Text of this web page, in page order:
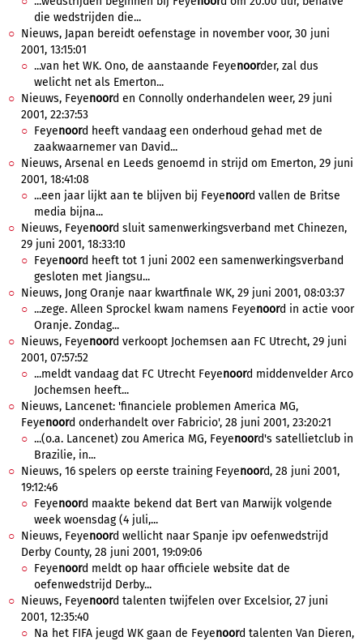
die wedstrijden die...
Nieuws, Japan bereidt oefenstage in november voor, 30 juni
2001, 13:15:01
...van het WK. Ono, de aanstaande Feyenoorder, zal dus
welicht net als Emerton...
Nieuws, Feyenoord en Connolly onderhandelen weer, 29 juni
2001, 22:37:53
Feyenoord heeft vandaag een onderhoud gehad met de
zaakwaarnemer van David...
Nieuws, Arsenal en Leeds genoemd in strijd om Emerton, 29 juni
2001, 18:41:08
...een jaar lijkt aan te blijven bij Feyenoord vallen de Britse
media bijna...
Nieuws, Feyenoord sluit samenwerkingsverband met Chinezen,
29 juni 2001, 18:33:10
Feyenoord heeft tot 1 juni 2002 een samenwerkingsverband
gesloten met Jiangsu...
Nieuws, Jong Oranje naar kwartfinale WK, 29 juni 2001, 08:03:37
...zege. Alleen Sprockel kwam namens Feyenoord in actie voor
Oranje. Zondag...
Nieuws, Feyenoord verkoopt Jochemsen aan FC Utrecht, 29 juni
2001, 07:57:52
...meldt vandaag dat FC Utrecht Feyenoord middenvelder Arco
Jochemsen heeft...
Nieuws, Lancenet: 'financiele problemen America MG,
Feyenoord onderhandelt over Fabricio', 28 juni 2001, 23:20:21
...(o.a. Lancenet) zou America MG, Feyenoord's satellietclub in
Brazilie, in...
Nieuws, 16 spelers op eerste training Feyenoord, 28 juni 2001,
19:12:46
Feyenoord maakte bekend dat Bert van Marwijk volgende
week woensdag (4 juli,...
Nieuws, Feyenoord wellicht naar Spanje ipv oefenwedstrijd
Derby County, 28 juni 2001, 19:09:06
Feyenoord meldt op haar officiele website dat de
oefenwedstrijd Derby...
Nieuws, Feyenoord talenten twijfelen over Excelsior, 27 juni
2001, 12:35:40
Na het FIFA jeugd WK gaan de Feyenoord talenten Van Dieren,